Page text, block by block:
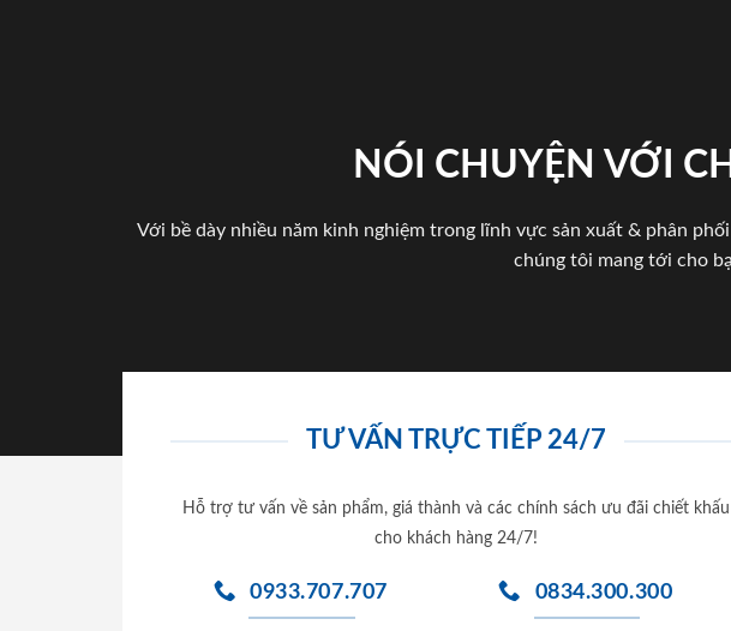
NÓI CHUYỆN VỚI
Với bề dày nhiều năm kinh nghiệm trong lĩnh vực sản xuất & phân
chúng tôi mang tới cho
TƯ VẤN TRỰC TIẾP 24/7
Hỗ trợ tư vấn về sản phẩm, giá thành và các chính sách ưu đãi chiết khấu
cho khách hàng 24/7!
0933.707.707 0834.300.300